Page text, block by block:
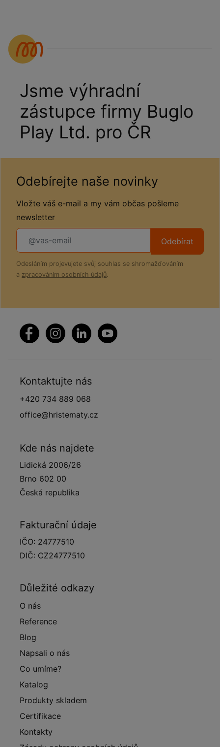
Jsme výhradní
zástupce firmy Buglo
Play Ltd. pro ČR
Odebírejte naše novinky
Vložte váš e-mail a my vám občas pošleme
newsletter
Odebírat
Odesláním projevujete svůj souhlas se shromažďováním
a zpracováním osobních údajů.
Kontaktujte nás
+420 734 889 068
office@hristematy.cz
Kde nás najdete
Lidická 2006/26
Brno 602 00
Česká republika
Fakturační údaje
IČO: 24777510
DIČ: CZ24777510
Důležité odkazy
O nás
Reference
Blog
Napsali o nás
Co umíme?
Katalog
Produkty skladem
Certifikace
Kontakty